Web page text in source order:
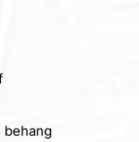
behang